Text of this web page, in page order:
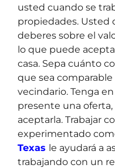
usted cuando se
propiedades. Usted
deberes sobre el
lo que puede
casa. Sepa cuánto
que sea comparable
vecindario. Tenga
presente una
aceptarla. Trabajar
experimentado
Texas le ayudará a
trabajando con un